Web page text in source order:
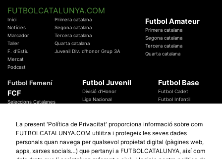
FUTBOLCATALUNYA.COM
Inici
Notícies
Marcador
Taller
F. d'Estiu
Mercat
Podcast
Primera catalana
Segona catalana
Tercera catalana
Quarta catalana
Juvenil Div. d'honor Grup 3A
Futbol Amateur
Primera catalana
Segona catalana
Tercera catalana
Quarta catalana
Futbol Femení
FCF
Seleccions Catalanes
Temes Federatius
Futbol Juvenil
Divisió d'Honor
Liga Nacional
Futbol Base
Futbol Cadet
Futbol Infantil
Futbol Catalunya
Promocions
Especials
Copa Catalunya Absoluta 2019
Copa del Rei 2019 - 2020
La present 'Política de Privacitat' proporciona informació sobre com
FUTBOLCATALUNYA.COM utilitza i protegeix les seves dades
personals quan navega per qualsevol propietat digital (pàgines web,
apps, xarxes socials…) que pertanyi a FUTBOLCATALUNYA, així com